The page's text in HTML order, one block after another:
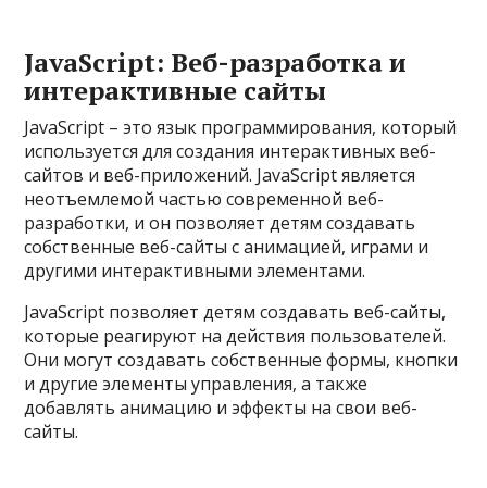
JavaScript: Веб-разработка и
интерактивные сайты
JavaScript – это язык программирования, который
используется для создания интерактивных веб-
сайтов и веб-приложений. JavaScript является
неотъемлемой частью современной веб-
разработки, и он позволяет детям создавать
собственные веб-сайты с анимацией, играми и
другими интерактивными элементами.
JavaScript позволяет детям создавать веб-сайты,
которые реагируют на действия пользователей.
Они могут создавать собственные формы, кнопки
и другие элементы управления, а также
добавлять анимацию и эффекты на свои веб-
сайты.